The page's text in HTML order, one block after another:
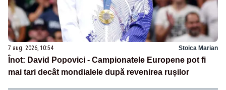
7 aug. 2026, 10:54 Stoica Marian
Înot: David Popovici - Campionatele Europene pot fi
mai tari decât mondialele după revenirea rușilor